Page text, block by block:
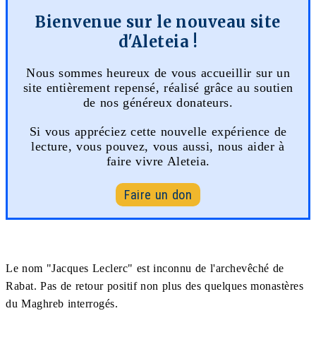
Bienvenue sur le nouveau site
d'Aleteia !
Nous sommes heureux de vous accueillir sur un
site entièrement repensé, réalisé grâce au soutien
de nos généreux donateurs.
Si vous appréciez cette nouvelle expérience de
lecture, vous pouvez, vous aussi, nous aider à
faire vivre Aleteia.
Faire un don
Le nom "Jacques Leclerc" est inconnu de l'archevêché de
Rabat. Pas de retour positif non plus des quelques monastères
du Maghreb interrogés.